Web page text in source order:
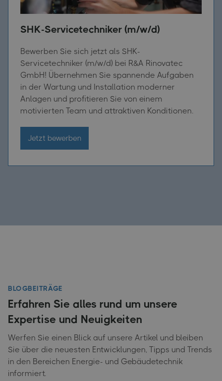
SHK-Servicetechniker (m/w/d)
Bewerben Sie sich jetzt als SHK-
Servicetechniker (m/w/d) bei R&A Rinovatec
GmbH! Übernehmen Sie spannende Aufgaben
in der Wartung und Installation moderner
Anlagen und profitieren Sie von einem
motivierten Team und attraktiven Konditionen.
Jetzt bewerben
BLOGBEITRÄGE
Erfahren Sie alles rund um unsere
Expertise und Neuigkeiten
Werfen Sie einen Blick auf unsere Artikel und bleiben
Sie über die neuesten Entwicklungen, Tipps und Trends
in den Bereichen Energie- und Gebäudetechnik
informiert.